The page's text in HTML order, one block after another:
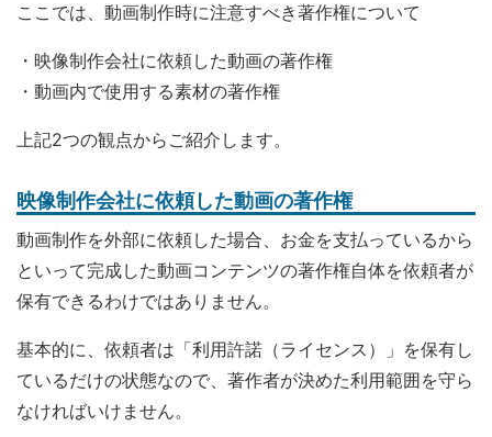
ここでは、動画制作時に注意すべき著作権について
・映像制作会社に依頼した動画の著作権
・動画内で使用する素材の著作権
上記2つの観点からご紹介します。
映像制作会社に依頼した動画の著作権
動画制作を外部に依頼した場合、お金を支払っているから
といって完成した動画コンテンツの著作権自体を依頼者が
保有できるわけではありません。
基本的に、依頼者は「利用許諾（ライセンス）」を保有し
ているだけの状態なので、著作者が決めた利用範囲を守ら
なければいけません。